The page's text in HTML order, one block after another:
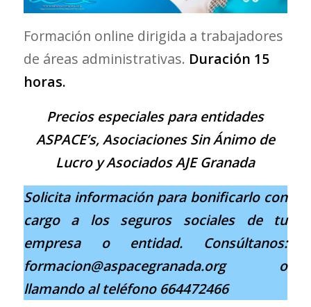
Formación online dirigida a trabajadores
de áreas administrativas. Duración 15
horas.
Precios especiales para entidades
ASPACE’s, Asociaciones Sin Ánimo de
Lucro y Asociados AJE Granada
Solicita información para bonificarlo con
cargo a los seguros sociales de tu
empresa o entidad. Consúltanos:
formacion@aspacegranada.org o
llamando al teléfono 664472466